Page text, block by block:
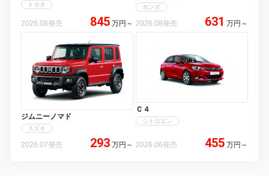
トヨタ
2026.08発売 845 万円 ～
ホンダ
2026.08発売 631 万円 ～
ジムニーノマド
スズキ
2026.07発売 293 万円 ～
Ｃ４
シトロエン
2026.06発売 455 万円 ～